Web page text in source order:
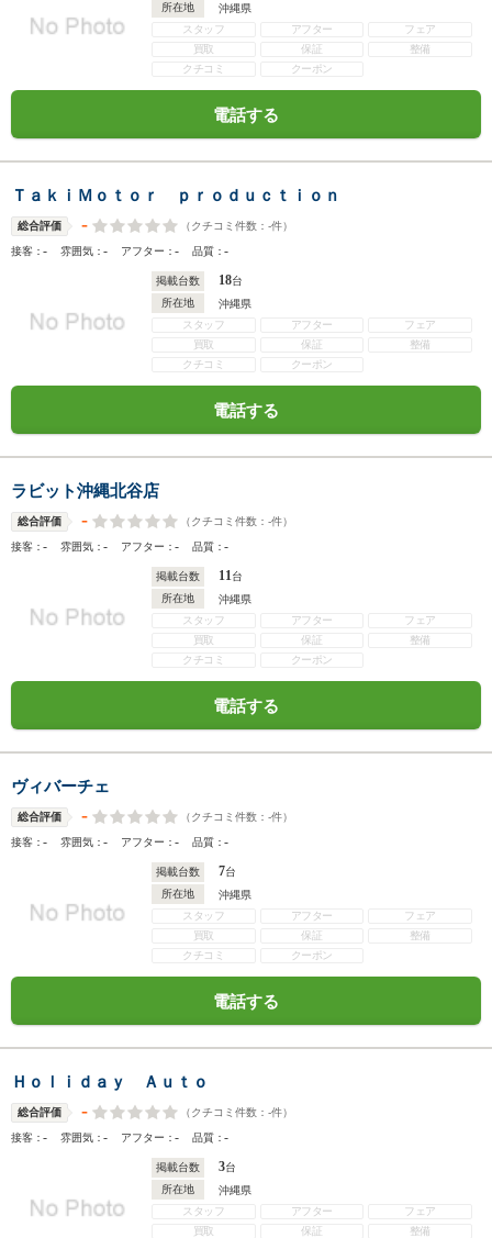
所在地
沖縄県
スタッフ
アフター
フェア
買取
保証
整備
クチコミ
クーポン
電話する
ＴａｋｉＭｏｔｏｒ ｐｒｏｄｕｃｔｉｏｎ
総合評価 - （クチコミ件数： -件）
接客：- 雰囲気：- アフター：- 品質：-
掲載台数 18台
所在地
沖縄県
スタッフ
アフター
フェア
買取
保証
整備
クチコミ
クーポン
電話する
ラビット沖縄北谷店
総合評価 - （クチコミ件数： -件）
接客：- 雰囲気：- アフター：- 品質：-
掲載台数 11台
所在地
沖縄県
スタッフ
アフター
フェア
買取
保証
整備
クチコミ
クーポン
電話する
ヴィバーチェ
総合評価 - （クチコミ件数： -件）
接客：- 雰囲気：- アフター：- 品質：-
掲載台数 7台
所在地
沖縄県
スタッフ
アフター
フェア
買取
保証
整備
クチコミ
クーポン
電話する
Ｈｏｌｉｄａｙ Ａｕｔｏ
総合評価 - （クチコミ件数： -件）
接客：- 雰囲気：- アフター：- 品質：-
掲載台数 3台
所在地
沖縄県
スタッフ
アフター
フェア
買取
保証
整備